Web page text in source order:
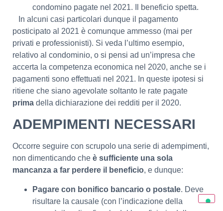
condomino pagate nel 2021. Il beneficio spetta.
In alcuni casi particolari dunque il pagamento
posticipato al 2021 è comunque ammesso (mai per
privati e professionisti). Si veda l’ultimo esempio,
relativo al condominio, o si pensi ad un’impresa che
accerta la competenza economica nel 2020, anche se i
pagamenti sono effettuati nel 2021. In queste ipotesi si
ritiene che siano agevolate soltanto le rate pagate
prima della dichiarazione dei redditi per il 2020.
ADEMPIMENTI NECESSARI
Occorre seguire con scrupolo una serie di adempimenti,
non dimenticando che è sufficiente una sola
mancanza a far perdere il beneficio, e dunque:
Pagare con bonifico bancario o postale. Deve
risultare la causale (con l’indicazione della